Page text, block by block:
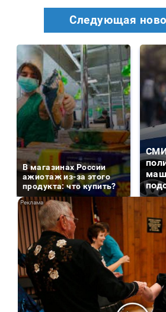
Следующая
В магазинах России
ажиотаж из-за этого
продукта: что купить?